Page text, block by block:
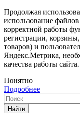
Продолжая
использование
корректной работы
регистрации,
товаров) и
Яндекс.Метрика,
качества работы сайта.
Понятно
Подробнее
Найти